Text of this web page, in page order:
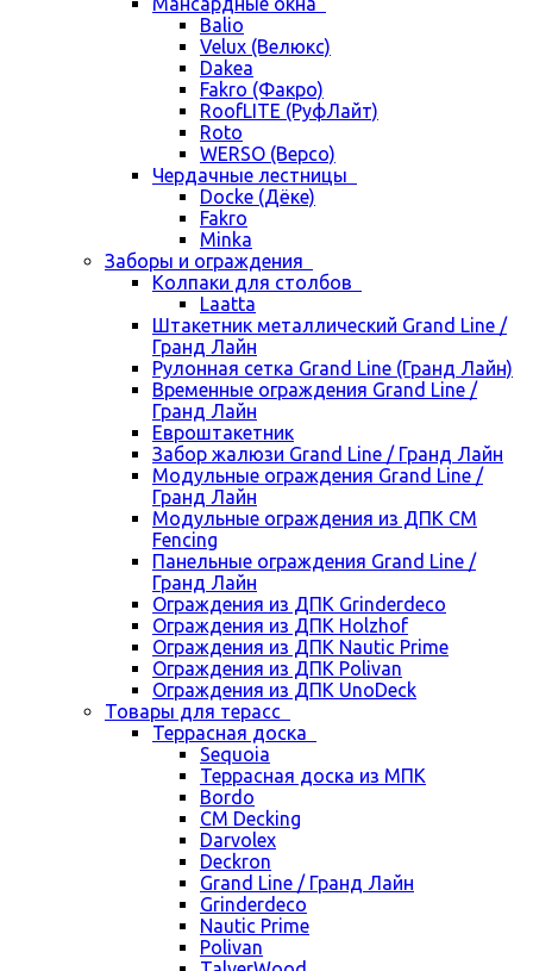
Balio
Velux (Велюкс)
Dakea
Fakro (Факро)
RoofLITE (РуфЛайт)
Roto
WERSO (Версо)
Чердачные лестницы
Docke (Дёке)
Fakro
Minka
Заборы и ограждения
Колпаки для столбов
Laatta
Штакетник металлический Grand Line /
Гранд Лайн
Рулонная сетка Grand Line (Гранд Лайн)
Временные ограждения Grand Line /
Гранд Лайн
Евроштакетник
Забор жалюзи Grand Line / Гранд Лайн
Модульные ограждения Grand Line /
Гранд Лайн
Модульные ограждения из ДПК CM
Fencing
Панельные ограждения Grand Line /
Гранд Лайн
Ограждения из ДПК Grinderdeco
Ограждения из ДПК Holzhof
Ограждения из ДПК Nautic Prime
Ограждения из ДПК Polivan
Ограждения из ДПК UnoDeck
Товары для терасс
Террасная доска
Sequoia
Террасная доска из МПК
Bordo
CM Decking
Darvolex
Deckron
Grand Line / Гранд Лайн
Grinderdeco
Nautic Prime
Polivan